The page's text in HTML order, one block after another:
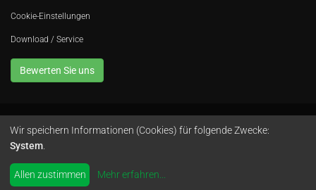
Cookie-Einstellungen
Download / Service
Bewerten Sie uns
Avola GmbH • In der Fleute 52 • 42389 Wuppertal • Telefon 0202 260 666 0
Instagram
Wir speichern Informationen (Cookies) für folgende Zwecke:
System
Allen zustimmen Mehr erfahren...